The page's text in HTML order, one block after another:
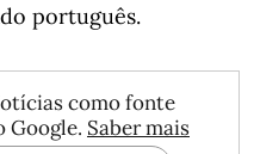
português.
como fonte
Google. Saber mais